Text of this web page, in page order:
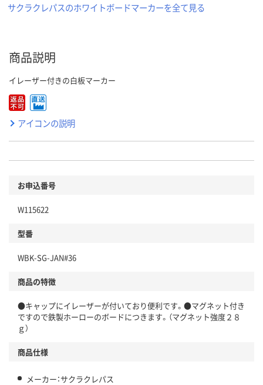
サクラクレパスのホワイトボードマーカーを全て見る
商品説明
イレーザー付きの白板マーカー
アイコンの説明
お申込番号
W115622
型番
WBK-SG-JAN#36
商品の特徴
●キャップにイレーザーが付いており便利です。●マグネット付き
ですので鉄製ホーローのボードにつきます。（マグネット強度２８
ｇ）
商品仕様
メーカー：サクラクレパス